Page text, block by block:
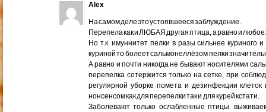
Alex
На самом деле это устоявшееся заблуждение.
Перепела как и ЛЮБАЯ другая птица, а равно и
Но т.к. имуннитет пелки в разы сильнее куриного
куриной то болеет сальмонеллёзом пелки
А равно и почти никогда не бывают носителями
перепелка сотержится только на сетке, при
регулярной уборке помета и дезинфекции
нонсенсом как для перепелки так и для курей кстати.
Заболевают только ослабленные птицы.